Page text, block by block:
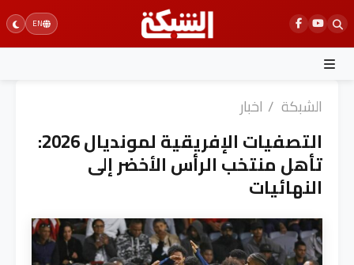
Skip
to
content
EN
الشبكة / اخبار
التصفيات الإفريقية لمونديال 2026:
تأهل منتخب الرأس الأخضر إلى
النهائيات